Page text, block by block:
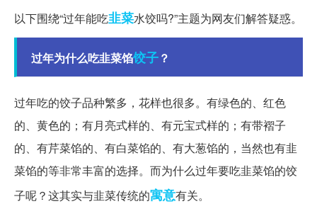
以下围绕“过年能吃韭菜水饺吗?”主题为网友们解答疑惑。
过年为什么吃韭菜馅饺子？
过年吃的饺子品种繁多，花样也很多。有绿色的、红色
的、黄色的；有月亮式样的、有元宝式样的；有带褶子
的、有芹菜馅的、有白菜馅的、有大葱馅的，当然也有韭
菜馅的等非常丰富的选择。而为什么过年要吃韭菜馅的饺
子呢？这其实与韭菜传统的寓意有关。